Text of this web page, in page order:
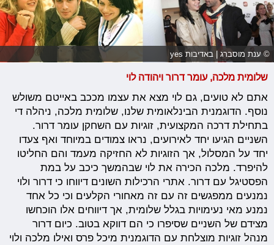
© ענת מוסברג | באדיבות yes
שלומית מלכה, עומר דרור ויהודה לוי
אתם לא טועים, גם לוי מצא את עצמו מככב באייטם משולש
נוסף. הדוגמנית הבינלאומית שלנו, שלומית מלכה, ניהלה די
בתחילת דרכה המקצועית, זוגיות עם השחקן עומר דרור.
השניים הגיעו יחד לאירועים, נראו צמודים במיוחד ואף צעדו
יחד על המסלול, אך הזוגיות לא החזיקה מעמד והם החליטו
להיפרד. מלכה הכירה את לוי שבהמשך כיכב על במת
הפסטיגל עם דרור. אתרי הרכילות השונים דיווחו כי דרור ולוי
נמנעים ממפגשים זה עם זה מאחורי הקלעים וכי כל אחד
נמנע מאי נעימויות בגלל שלומית, אך דיווחים אלו הוכחשו
מצידם של השניים שסיפרו כי הם דווקא בטוב. כיום דרור
מנהל זוגיות מוצלחת עם הדוגמנית מיכל פרס ואילו מלכה ולוי